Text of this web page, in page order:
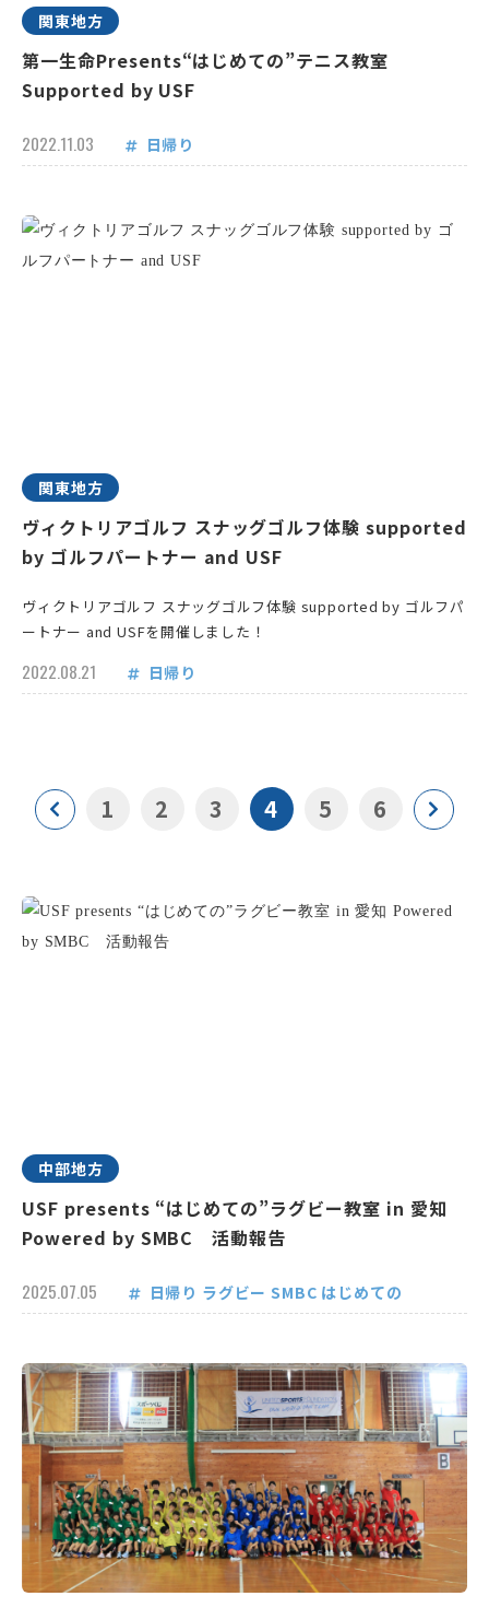
関東地方
第一生命Presents“はじめての”テニス教室
Supported by USF
2022.11.03 日帰り
関東地方
ヴィクトリアゴルフ スナッグゴルフ体験 supported
by ゴルフパートナー and USF
ヴィクトリアゴルフ スナッグゴルフ体験 supported by ゴルフパ
ートナー and USFを開催しました！
2022.08.21 日帰り
1 2 3 4 5 6
中部地方
USF presents “はじめての”ラグビー教室 in 愛知
Powered by SMBC 活動報告
2025.07.05 日帰り ラグビー SMBC はじめての